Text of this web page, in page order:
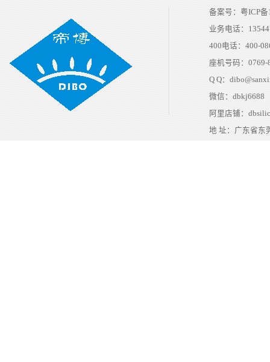
备案号： 粤ICP
业务电话：
400电话： 400-
座机号码：0769-
Q Q：
微信： dbkj6688
阿里店铺：
地 址：广东省东